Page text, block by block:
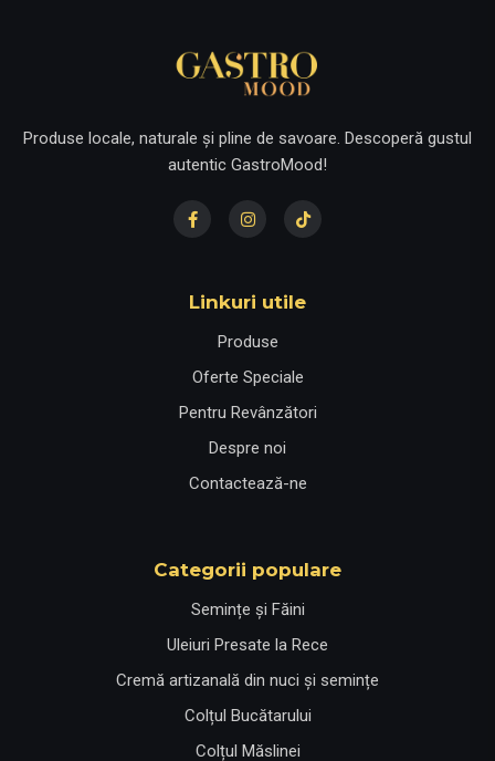
Produse locale, naturale și pline de savoare. Descoperă gustul
autentic GastroMood!
Linkuri utile
Produse
Oferte Speciale
Pentru Revânzători
Despre noi
Contactează-ne
Categorii populare
Semințe și Făini
Uleiuri Presate la Rece
Cremă artizanală din nuci și semințe
Colțul Bucătarului
Colțul Măslinei